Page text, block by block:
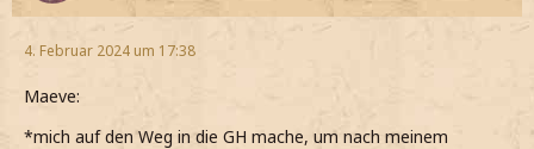
4. Februar 2024 um 17:38
Maeve:
*mich auf den Weg in die GH mache, um nach meinem